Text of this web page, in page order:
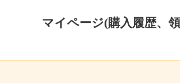
マイページ(購入履歴、